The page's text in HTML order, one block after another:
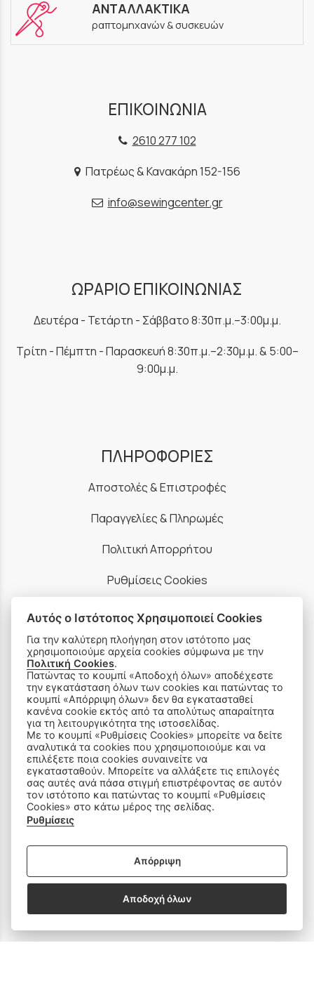
ΑΝΤΑΛΛΑΚΤΙΚΑ
ραπτομηχανών & συσκευών
ΕΠΙΚΟΙΝΩΝΙΑ
2610 277 102
Πατρέως & Κανακάρη 152-156
info@sewingcenter.gr
ΩΡΑΡΙΟ ΕΠΙΚΟΙΝΩΝΙΑΣ
Δευτέρα - Τετάρτη - Σάββατο 8:30π.μ.–3:00μ.μ.
Τρίτη - Πέμπτη - Παρασκευή 8:30π.μ.–2:30μ.μ. & 5:00–
9:00μ.μ.
ΠΛΗΡΟΦΟΡΙΕΣ
Αποστολές & Επιστροφές
Παραγγελίες & Πληρωμές
Πολιτική Απορρήτου
Ρυθμίσεις Cookies
Όροι Χρήσης & Ασφάλεια
ΠΡΟΪΟΝΤΑ
Ραπτομηχανές
Οικιακός Εξοπλισμός
Είδη Ραπτικής
SOCIAL MEDIA
Αυτός ο Ιστότοπος Χρησιμοποιεί Cookies
Για την καλύτερη πλοήγηση στον ιστότοπο μας
χρησιμοποιούμε αρχεία cookies σύμφωνα με την
Πολιτική Cookies.
Πατώντας το κουμπί «Αποδοχή όλων» αποδέχεστε
την εγκατάσταση όλων των cookies και πατώντας το
κουμπί «Απόρριψη όλων» δεν θα εγκατασταθεί
κανένα cookie εκτός από τα απολύτως απαραίτητα
για τη λειτουργικότητα της ιστοσελίδας.
Με το κουμπί «Ρυθμίσεις Cookies» μπορείτε να δείτε
αναλυτικά τα cookies που χρησιμοποιούμε και να
επιλέξετε ποια cookies συναινείτε να
εγκατασταθούν. Μπορείτε να αλλάξετε τις επιλογές
σας αυτές ανά πάσα στιγμή επιστρέφοντας σε αυτόν
τον ιστότοπο και πατώντας το κουμπί «Ρυθμίσεις
Cookies» στο κάτω μέρος της σελίδας.
Ρυθμίσεις
Απόρριψη
Αποδοχή όλων